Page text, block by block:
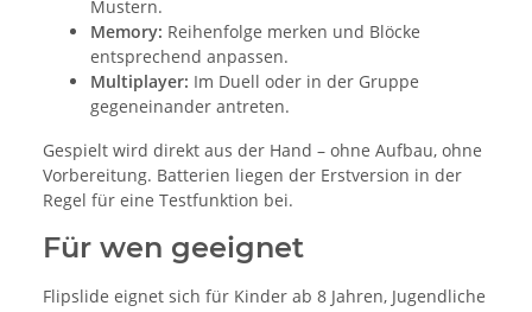
Mustern.
Memory: Reihenfolge merken und Blöcke
entsprechend anpassen.
Multiplayer: Im Duell oder in der Gruppe
gegeneinander antreten.
Gespielt wird direkt aus der Hand – ohne Aufbau, ohne
Vorbereitung. Batterien liegen der Erstversion in der
Regel für eine Testfunktion bei.
Für wen geeignet
Flipslide eignet sich für Kinder ab 8 Jahren, Jugendliche